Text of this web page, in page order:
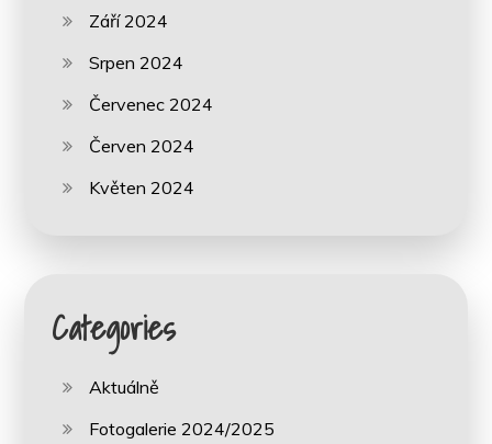
Září 2024
Srpen 2024
Červenec 2024
Červen 2024
Květen 2024
Categories
Aktuálně
Fotogalerie 2024/2025